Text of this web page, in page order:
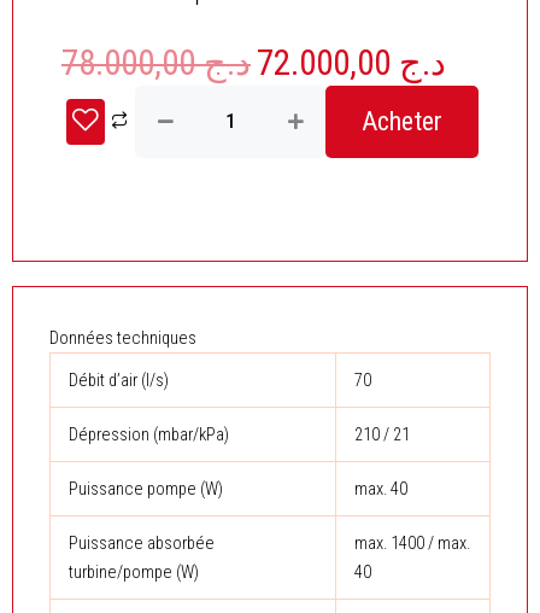
د.ج78.000,00
Le
initial
د.ج
prix
est :
Acheter
Données techniques
Débit d’air (l/s)
70
Dépression (mbar/kPa) 210 / 21
Puissance pompe (W) max. 40
Puissance absorbée
turbine/pompe (W)
max. 1400 / max.
40